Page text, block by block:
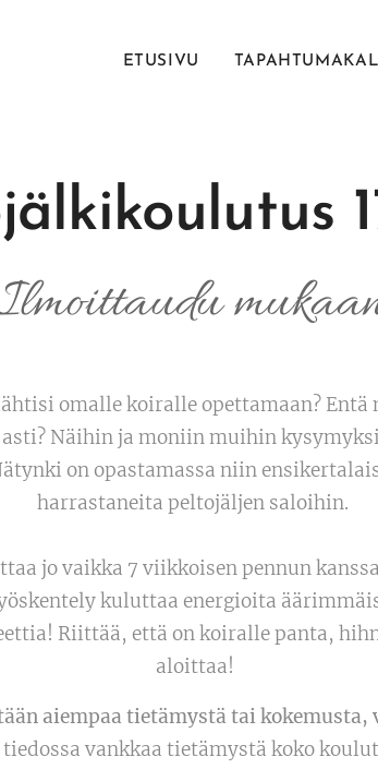
ETUSIVU
omalle koiralle opettamaan?
Näihin ja moniin muihin
on opastamassa niin
harrastaneita peltojäljen saloihin.
jo vaikka 7 viikkoisen pennun
kuluttaa energioita
Riittää, että on koiralle panta,
aloittaa!
aiempaa tietämystä tai
vankkaa tietämystä koko